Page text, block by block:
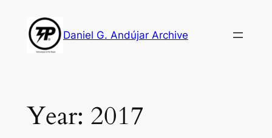
content
Daniel G. Andújar Archive
Year: 2017